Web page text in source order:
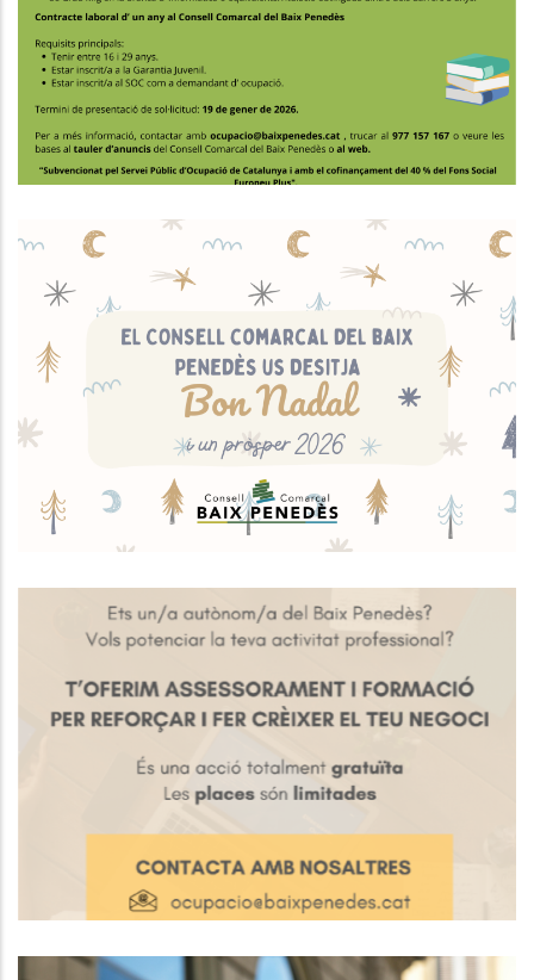
2025
El Consell Comarcal Del Baix
Penedès Us Desitja Bones Festes!
El Consell Comarcal Del Baix
Penedès Posa En Marxa Novament
“Consolida’t”